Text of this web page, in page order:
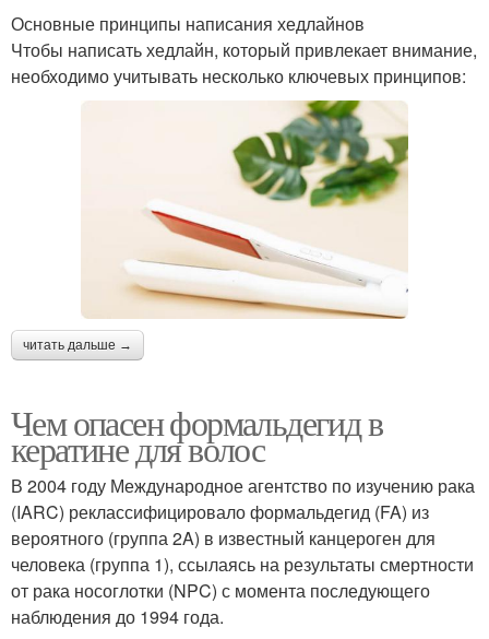
Основные принципы написания хедлайнов
Чтобы написать хедлайн, который привлекает внимание,
необходимо учитывать несколько ключевых принципов:
читать дальше →
Чем опасен формальдегид в
кератине для волос
В 2004 году Международное агентство по изучению рака
(IARC) реклассифицировало формальдегид (FA) из
вероятного (группа 2A) в известный канцероген для
человека (группа 1), ссылаясь на результаты смертности
от рака носоглотки (NPC) с момента последующего
наблюдения до 1994 года.